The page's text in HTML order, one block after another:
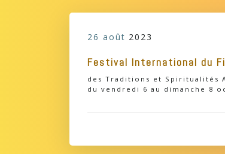
26 août 2023
Festival International du
des Traditions et Spiritualités
du vendredi 6 au dimanche 8